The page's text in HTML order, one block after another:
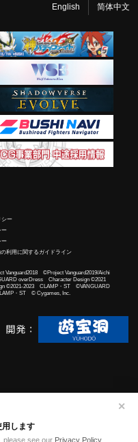
します
please see our Privacy Policy.
✕
English 简体中文
シー
ー
ー
利用に関するガイドライン
©Project Vanguard2019/Aichi
overDress Character Design ©2021
©2021-2023 CLAMP・ST ©VANGUARD
・ST © Cygames, Inc.